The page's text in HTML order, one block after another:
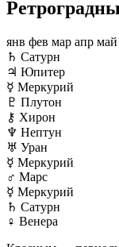
янв фев мар апр май
♄ Сатурн
♃ Юпитер
☿ Меркурий
♇ Плутон
⚷ Хирон
♆ Нептун
♅ Уран
☿ Меркурий
♂ Марс
☿ Меркурий
♄ Сатурн
♀ Венера